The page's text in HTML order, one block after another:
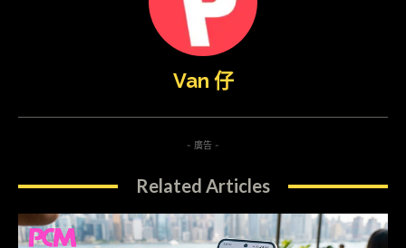
Van 仔
- 廣告 -
Related Articles